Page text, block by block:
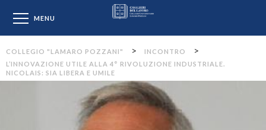
MENU
COLLEGIO "LAMARO POZZANI" > INCONTRO >
L’INNOVAZIONE UTILE ALLA 4° RIVOLUZIONE INDUSTRIALE.
NICOLAIS: SIA LIBERA E UMILE